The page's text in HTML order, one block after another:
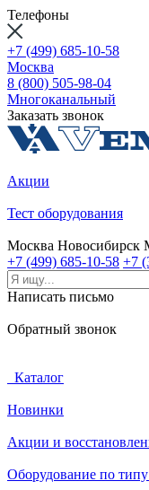
Телефоны
+7 (499) 685-10-58
Москва
8 (800) 505-98-04
Многоканальный
Заказать звонок
Акции
Тест оборудования
Москва Новосибирск
+7 (499) 685-10-58 +7
Написать письмо
Обратный звонок
Каталог
Новинки
Акции и
Оборудование по